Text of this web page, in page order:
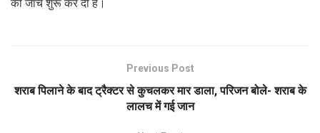
की जांच शुरू कर दी है।
Previous Post
शराब पिलाने के बाद ट्रैक्टर से कुचलकर मार डाला, परिजन बोले- शराब के
लालच में गई जान